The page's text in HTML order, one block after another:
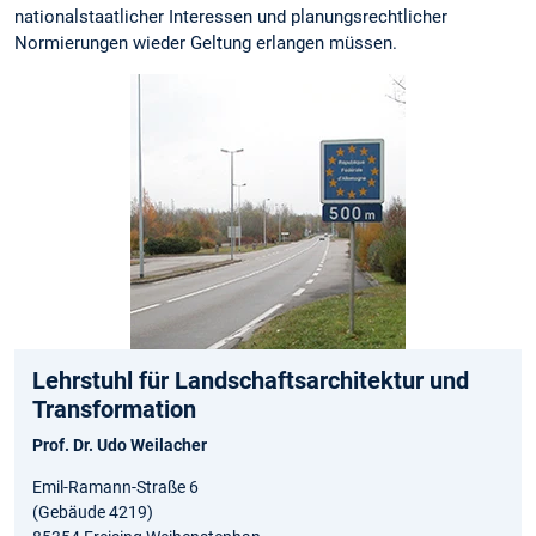
nationalstaatlicher Interessen und planungsrechtlicher
Normierungen wieder Geltung erlangen müssen.
Lehrstuhl für Landschaftsarchitektur und
Transformation
Prof. Dr. Udo Weilacher
Emil-Ramann-Straße 6
(Gebäude 4219)